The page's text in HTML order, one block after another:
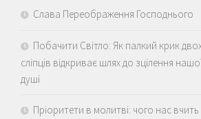
Слава Переображення Господнього
Побачити Світло: Як палкий крик
сліпців відкриває шлях до зцілення
душі
Пріоритети в молитві: чого нас вчить